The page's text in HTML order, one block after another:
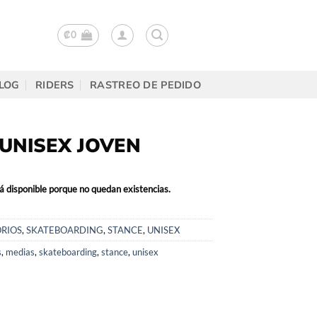
₡0
RIDERS RASTREO DE PEDIDO
JOVEN
disponible porque no quedan existencias.
, SKATEBOARDING, STANCE, UNISEX
, medias, skateboarding, stance, unisex